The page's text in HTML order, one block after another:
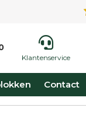
Klantenservice
Contact